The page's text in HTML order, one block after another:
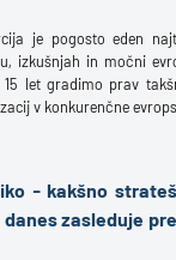
je pogosto eden
izkušnjah in močni
let gradimo prav
v konkurenčne
- kakšno
zasleduje